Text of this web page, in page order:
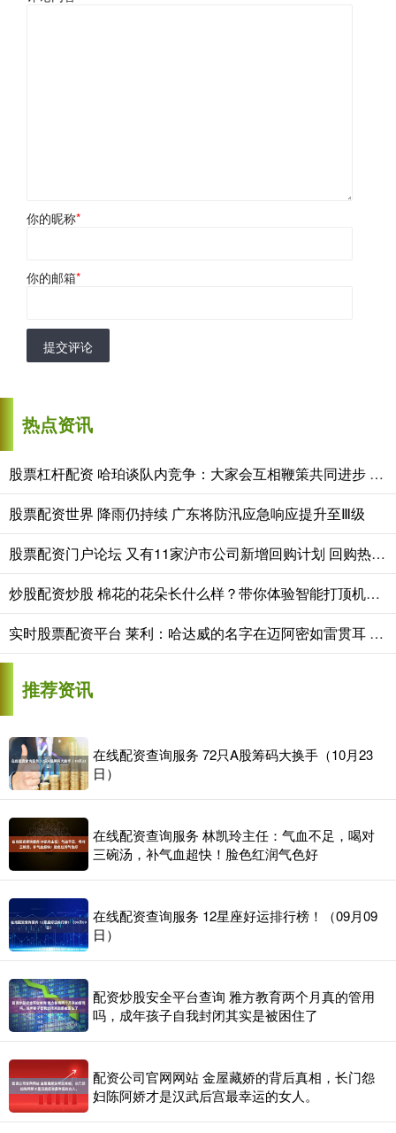
你的昵称*
你的邮箱*
提交评论
热点资讯
股票杠杆配资 哈珀谈队内竞争：大家会互相鞭策共同进步 这是绿军最可贵的地方
股票配资世界 降雨仍持续 广东将防汛应急响应提升至Ⅲ级
股票配资门户论坛 又有11家沪市公司新增回购计划 回购热度持续升温
炒股配资炒股 棉花的花朵长什么样？带你体验智能打顶机器人的精准高效
实时股票配资平台 莱利：哈达威的名字在迈阿密如雷贯耳 非常激动能带小哈达威回家
推荐资讯
在线配资查询服务 72只A股筹码大换手（10月23
日）
在线配资查询服务 林凯玲主任：气血不足，喝对
三碗汤，补气血超快！脸色红润气色好
在线配资查询服务 12星座好运排行榜！（09月09
日）
配资炒股安全平台查询 雅方教育两个月真的管用
吗，成年孩子自我封闭其实是被困住了
配资公司官网网站 金屋藏娇的背后真相，长门怨
妇陈阿娇才是汉武后宫最幸运的女人。